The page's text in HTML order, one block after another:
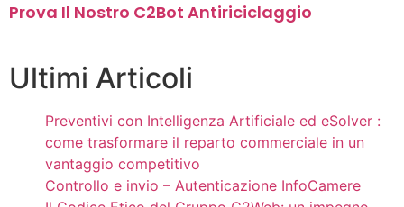
Prova Il Nostro C2Bot Antiriciclaggio
Ultimi Articoli
Preventivi con Intelligenza Artificiale ed eSolver :
come trasformare il reparto commerciale in un
vantaggio competitivo
Controllo e invio – Autenticazione InfoCamere